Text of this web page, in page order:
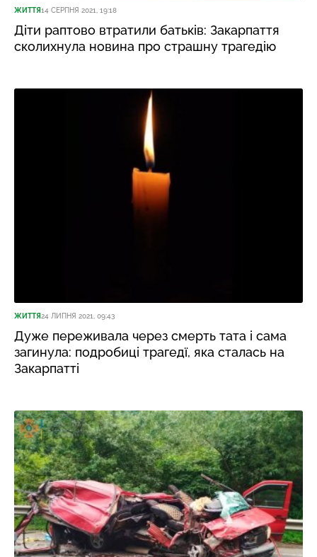
ЖИТТЯ14 СЕРПНЯ 2021, 19:18
Діти раптово втратили батьків: Закарпаття
сколихнула новина про страшну трагедію
ЖИТТЯ24 ЛИПНЯ 2021, 09:43
Дуже переживала через смерть тата і сама
загинула: подробиці трагедї, яка сталась на
Закарпатті